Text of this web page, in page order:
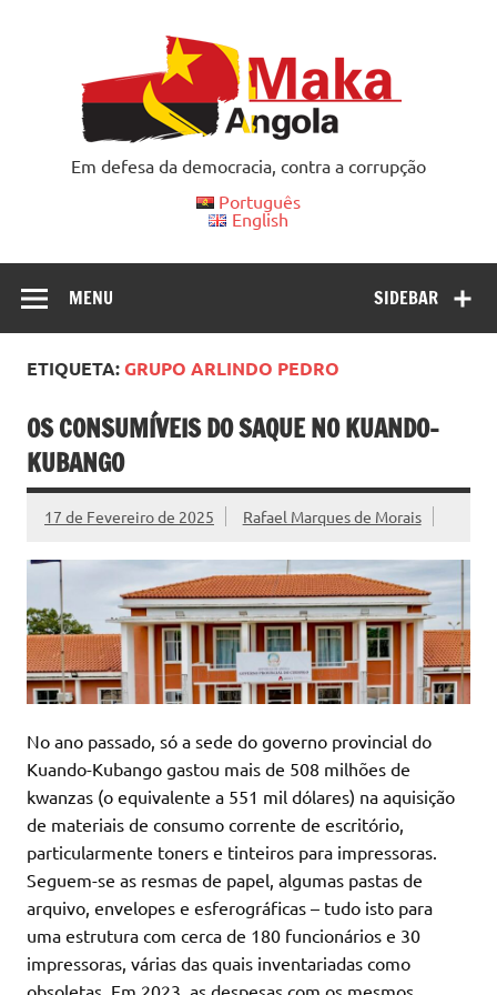
Em defesa da democracia, contra a corrupção
Português
English
SIDEBAR
MENU
ETIQUETA:GRUPO ARLINDO PEDRO
OS CONSUMÍVEIS DO SAQUE NO KUANDO-
KUBANGO
17 de Fevereiro de 2025 Rafael Marques de Morais
No ano passado, só a sede do governo provincial do
Kuando-Kubango gastou mais de 508 milhões de
kwanzas (o equivalente a 551 mil dólares) na aquisição
de materiais de consumo corrente de escritório,
particularmente toners e tinteiros para impressoras.
Seguem-se as resmas de papel, algumas pastas de
arquivo, envelopes e esferográficas – tudo isto para
uma estrutura com cerca de 180 funcionários e 30
impressoras, várias das quais inventariadas como
obsoletas. Em 2023, as despesas com os mesmos